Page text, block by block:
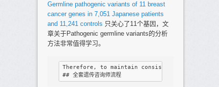
Germline pathogenic variants of 11 breast
cancer genes in 7,051 Japanese patients
and 11,241 controls 只关心了11个基因，文
章关于Pathogenic germline variants的分析
方法非常值得学习。
Therefore, to maintain consistency of variant